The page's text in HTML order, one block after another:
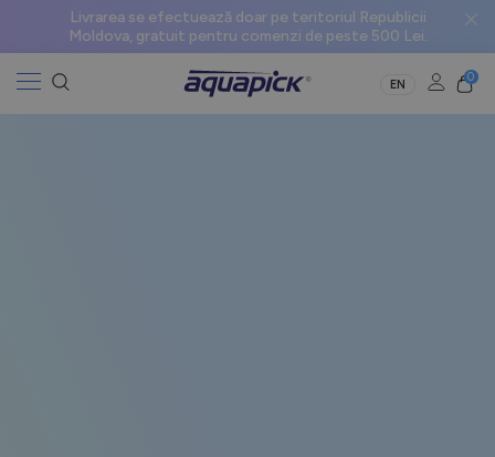
Livrarea se efectuează doar pe teritoriul Republicii
Moldova, gratuit pentru comenzi de peste 500 Lei.
EN
0